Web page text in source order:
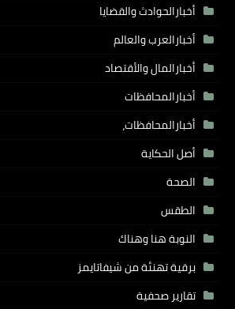
أخبارالحوادث والقضايا
أخبارالعرب والعالم
أخبارالمال والأقتصاد
أخبارالمحافظات
أخبارالمحافظات،
أصل الحكاية
الصحة
الطقس
النوبة هنا وهناك
برقية تهنئة من شيفاتايمز
تقارير صحفية